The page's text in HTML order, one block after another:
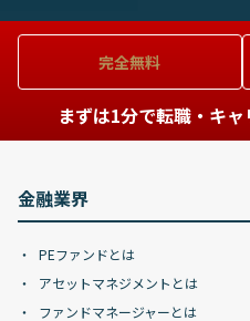
完全無料
まずは1分で転職・キ
金融業界
PEファンドとは
アセットマネジメントとは
ファンドマネージャーとは